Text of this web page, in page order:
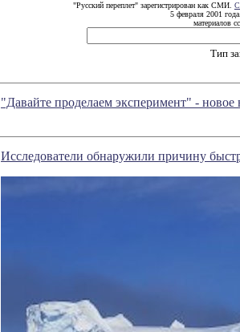
"Русский переплет" зарегистрирован как СМИ.
5 февраля 2001
материалов
Тип
"Давайте проделаем эксперимент" -
Исследователи обнаружили причину